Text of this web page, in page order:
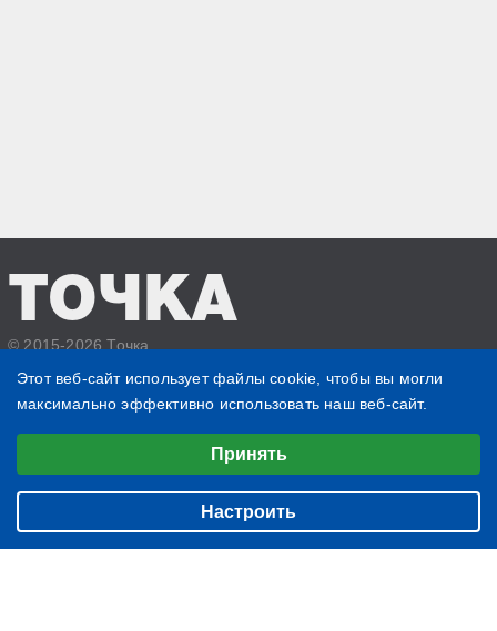
ТОЧКА
© 2015-2026 Точка
6100
2563
БИЗНЕС О нас
Редакция
Этот веб-сайт использует файлы cookie, чтобы вы могли
максимально эффективно использовать наш веб-сайт.
Принять
Настроить